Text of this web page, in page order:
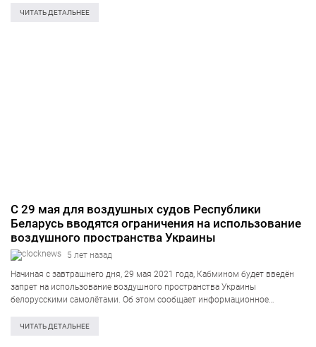
что первоначальное решение было принято после…
ЧИТАТЬ ДЕТАЛЬНЕЕ
С 29 мая для воздушных судов Республики
Беларусь вводятся ограничения на использование
воздушного пространства Украины
5 лет назад
Начиная с завтрашнего дня, 29 мая 2021 года, Кабмином будет введён
запрет на использование воздушного пространства Украины
белорусскими самолётами. Об этом сообщает информационное
санкции» в отношении белорусских авиакомпаний является
ЧИТАТЬ ДЕТАЛЬНЕЕ